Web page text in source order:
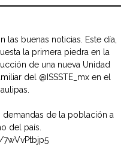
las buenas noticias. Este día,
la primera piedra en la
de una nueva Unidad
del @ISSSTE_mx en el
.
demandas de la población a
del país.